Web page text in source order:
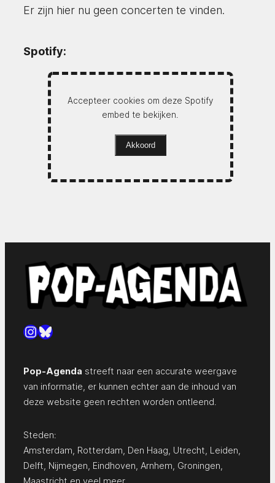
Er zijn hier nu geen concerten te vinden.
Spotify:
Accepteer cookies om deze Spotify
embed te bekijken.
Akkoord
Instagram
Bluesky
Pop-Agenda streeft naar een accurate weergave
van informatie, er kunnen echter aan de inhoud van
deze website geen rechten worden ontleend.
Steden:
Amsterdam Rotterdam Den Haag Utrecht Leiden
Delft Nijmegen Eindhoven Arnhem Groningen
Maastricht en veel meer…